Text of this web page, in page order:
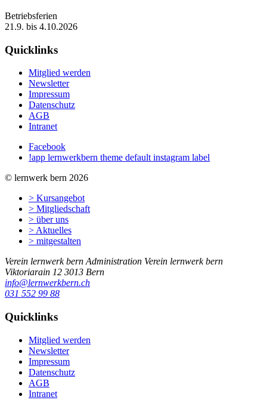
Betriebsferien
21.9. bis 4.10.2026
Quicklinks
Mitglied werden
Newsletter
Impressum
Datenschutz
AGB
Intranet
Facebook
!app lernwerkbern theme default instagram label
© lernwerk bern 2026
> Kursangebot
> Mitgliedschaft
> über uns
> Aktuelles
> mitgestalten
Verein lernwerk bern Administration Verein lernwerk bern
Viktoriarain 12 3013 Bern
info@lernwerkbern.ch
031 552 99 88
Quicklinks
Mitglied werden
Newsletter
Impressum
Datenschutz
AGB
Intranet